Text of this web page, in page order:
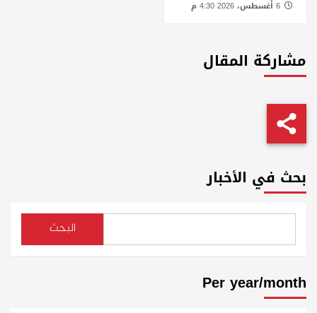
مشاركة المقال
بحث في الأخبار
البحث
Per year/month